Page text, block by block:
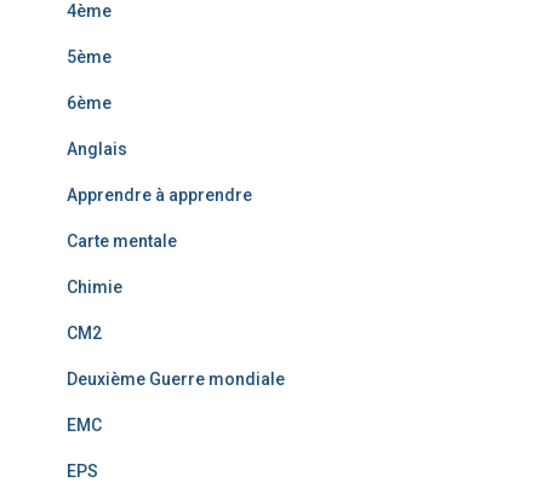
4ème
5ème
6ème
Anglais
Apprendre à apprendre
Carte mentale
Chimie
CM2
Deuxième Guerre mondiale
EMC
EPS